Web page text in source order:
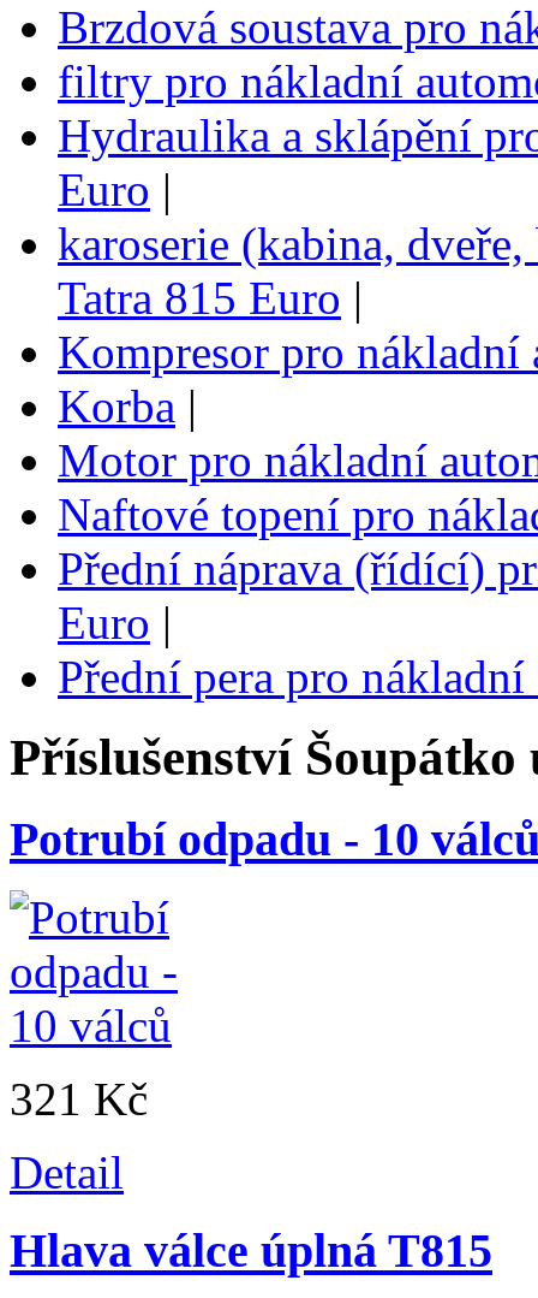
Brzdová soustava pro
filtry pro nákladní
Hydraulika a sklápění
Euro |
karoserie (kabina,
Tatra 815 Euro |
Kompresor pro
Korba |
Motor pro nákladní
Naftové topení pro
Přední náprava (řídící)
Euro |
Přední pera pro
Příslušenství Šoupátko
Potrubí odpadu - 10
321 Kč
Detail
Hlava válce úplná T815